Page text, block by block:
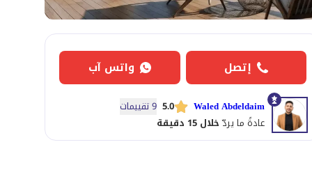
إتصل واتس آب
Waled Abdeldaim
5.0 9 تقييمات
عادةً ما يردّخلال 15 دقيقة